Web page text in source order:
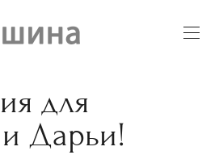
для
Дарьи!